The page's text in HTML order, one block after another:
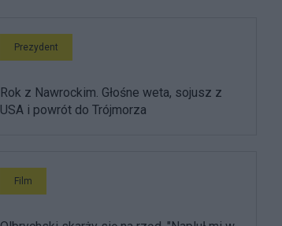
Prezydent
Rok z Nawrockim. Głośne weta, sojusz z
USA i powrót do Trójmorza
Film